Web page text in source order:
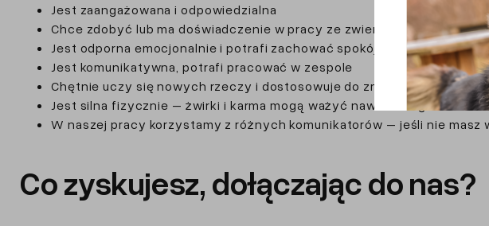
Jest zaangażowana i odpowiedzialna
Chce zdobyć lub ma doświadczenie w pracy ze zwierzętami (psami i
Jest odporna emocjonalnie i potrafi zachować spokój w trudnych
Jest komunikatywna, potrafi pracować w zespole
Chętnie uczy się nowych rzeczy i dostosowuje do zmian
Jest silna fizycznie – żwirki i karma mogą ważyć nawet 30 kg
W naszej pracy korzystamy z różnych komunikatorów – jeśli nie
Co zyskujesz, dołączając do nas?